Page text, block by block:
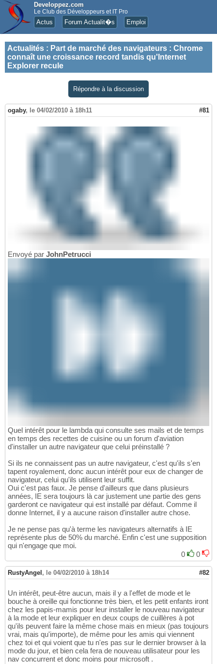
Developpez.com
Le Club des Développeurs et IT Pro
Actus Forum Actualit�s Emploi
Actualités : Part de marché des navigateurs : Chrome
connaît une croissance record tandis qu'Internet
Explorer recule
Répondre à la discussion
ogaby, le 04/02/2010 à 18h11 #81
Envoyé par JohnPetrucci
Quel intérêt pour le lambda qui consulte ses mails et de temps
en temps des recettes de cuisine ou un forum d'aviation
d'installer un autre navigateur que celui préinstallé ?
Si ils ne connaissent pas un autre navigateur, c'est qu'ils s'en
tapent royalement, donc aucun intérêt pour eux de changer de
navigateur, celui qu'ils utilisent leur suffit.
Oui c'est pas faux. Je pense d'ailleurs que dans plusieurs
années, IE sera toujours là car justement une partie des gens
garderont ce navigateur qui est installé par défaut. Comme il
donne Internet, il y a aucune raison d'installer autre chose.
Je ne pense pas qu'à terme les navigateurs alternatifs à IE
représente plus de 50% du marché. Enfin c'est une supposition
qui n'engage que moi.
0
0
RustyAngel , le 04/02/2010 à 18h14 #82
Un intérêt, peut-être aucun, mais il y a l'effet de mode et le
bouche à oreille qui fonctionne très bien, et les petit enfants iront
chez les papis-mamis pour leur installer le nouveau navigateur
à la mode et leur expliquer en deux coups de cuillères à pot
qu'ils peuvent faire la même chose mais en mieux (pas toujours
vrai, mais qu'importe), de même pour les amis qui viennent
chez toi et qui voient que tu n'es pas sur le dernier browser à la
mode du jour, et bien cela fera de nouveau utilisateur pour les
nav concurrent et donc moins pour microsoft .